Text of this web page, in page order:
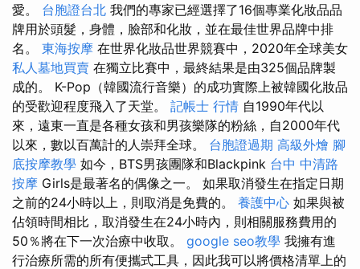
愛。 台胞證台北 我們的專家已經選擇了16個專業化妝品品
牌用於頭髮，身體，臉部和化妝，並在最佳世界品牌中排
名。 東海按摩 在世界化妝品世界競賽中，2020年全球美女
私人墓地買賣 在獨立比賽中，最終結果是由325個品牌製
成的。 K-Pop（韓國流行音樂）的成功實際上被韓國化妝品
的受歡迎程度飛入了天堂。 記帳士 行情 自1990年代以
來，遠東一直是各種女孩和男孩樂隊的粉絲，自2000年代
以來，數以百萬計的人崇拜全球。 台胞證過期 高級外燴 腳
底按摩教學 如今，BTS男孩團隊和Blackpink 台中 中清路
按摩 Girls是最著名的偶像之一。 如果取消發生在指定日期
之前的24小時以上，則取消是免費的。 養護中心 如果與被
佔領時間相比，取消發生在24小時內，則相關服務費用的
50％將在下一次治療中收取。 google seo教學 我擁有進
行治療所需的所有便攜式工具，因此我可以將價格清單上的